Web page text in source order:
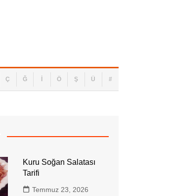
Ç Ğ Ö Ş Ü #
Kuru Soğan Salatası
Tarifi
Temmuz 23, 2026